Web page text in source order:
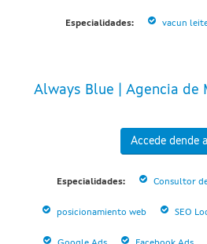
Especialidades: vacun
Always Blue | Agencia
Accede dende
Especialidades: Consultor
posicionamiento web SEO